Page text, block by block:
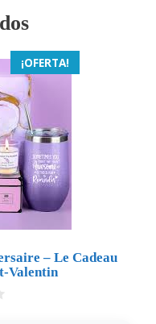
¡OFERTA!
– Le Cadeau
Valentin